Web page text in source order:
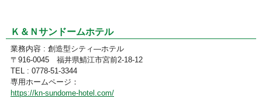
Ｋ＆Ｎサンドームホテル
業務内容 : 創造型シティ―ホテル
〒916-0045 福井県鯖江市宮前2-18-12
TEL : 0778-51-3344
専用ホームページ：
https://kn-sundome-hotel.com/